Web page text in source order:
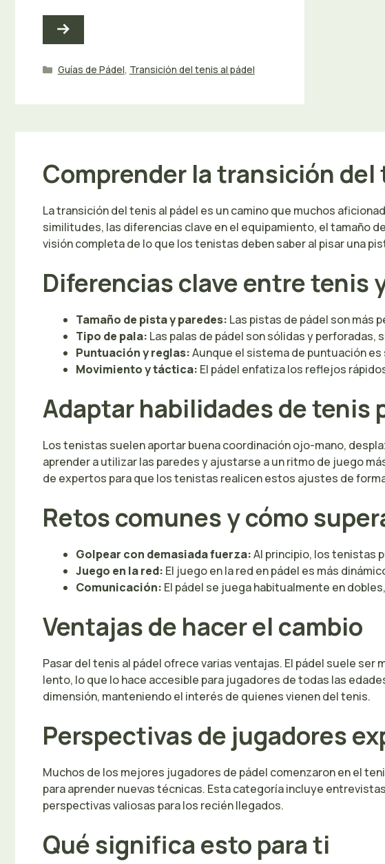
Categorías
Guías de Pádel, Transición del tenis al pádel
Comprender la transición del
La transición del tenis al pádel es un camino que muchos
similitudes, las diferencias clave en el equipamiento, el tamaño
visión completa de lo que los tenistas deben saber al pisar una
Diferencias clave entre tenis
Tamaño de pista y paredes: Las pistas de pádel son más
Tipo de pala: Las palas de pádel son sólidas y
Puntuación y reglas:Aunque el sistema de puntuación
Movimiento y táctica: El pádel enfatiza los reflejos
Adaptar habilidades de tenis
Los tenistas suelen aportar buena coordinación ojo-mano,
aprender a utilizar las paredes y ajustarse a un ritmo de juego
de expertos para que los tenistas realicen estos ajustes de
Retos comunes y cómo
Golpear con demasiada fuerza:Al principio, los tenistas
Juego en la red: El juego en la red en pádel es más
Comunicación: El pádel se juega habitualmente en
Ventajas de hacer el cambio
Pasar del tenis al pádel ofrece varias ventajas. El pádel suele
lento, lo que lo hace accesible para jugadores de todas las
dimensión, manteniendo el interés de quienes vienen del tenis.
Perspectivas de jugadores
Muchos de los mejores jugadores de pádel comenzaron en el
para aprender nuevas técnicas. Esta categoría incluye
perspectivas valiosas para los recién llegados.
Qué significa esto para ti